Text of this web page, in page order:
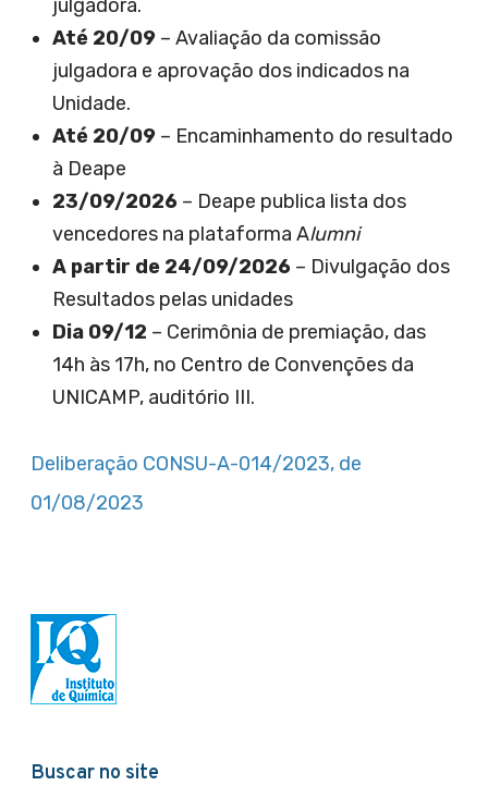
julgadora.
Até 20/09 – Avaliação da comissão
julgadora e aprovação dos indicados na
Unidade.
Até 20/09 – Encaminhamento do resultado
à Deape
23/09/2026 – Deape publica lista dos
vencedores na plataforma Alumni
A partir de 24/09/2026 – Divulgação dos
Resultados pelas unidades
Dia 09/12 – Cerimônia de premiação, das
14h às 17h, no Centro de Convenções da
UNICAMP, auditório III.
Deliberação CONSU-A-014/2023, de
01/08/2023
Buscar no site